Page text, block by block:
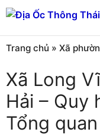
Chuyển
đến
nội
dung
Trang chủ » Xã
Xã Long
Hải – Quy
Tổng quan